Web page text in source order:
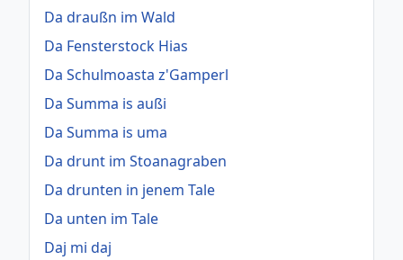
Da draußn im Wald
Da Fensterstock Hias
Da Schulmoasta z'Gamperl
Da Summa is außi
Da Summa is uma
Da drunt im Stoanagraben
Da drunten in jenem Tale
Da unten im Tale
Daj mi daj